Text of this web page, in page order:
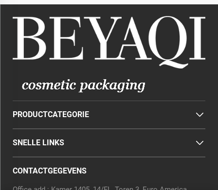
PRODUCTCATEGORIE
SNELLE LINKS
CONTACTGEGEVENS